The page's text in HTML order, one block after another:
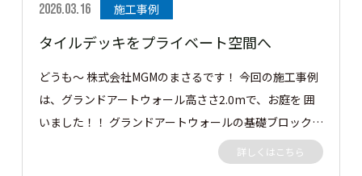
2026.03.16 施工事例
タイルデッキをプライベート空間へ
どうも～ 株式会社MGMのまさるです！ 今回の施工事例
は、グランドアートウォール高ささ2.0mで、お庭を 囲
いました！！ グランドアートウォールの基礎ブロック
をタイルデッキんｐ高さを超えるぐらいまで積みそこか
らグランドアートウォールを建てました。 外側からだ
詳しくはこちら